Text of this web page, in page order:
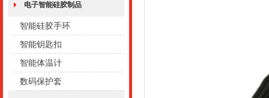
电子智能硅胶制品
智能硅胶手环
智能钥匙扣
智能体温计
数码保护套